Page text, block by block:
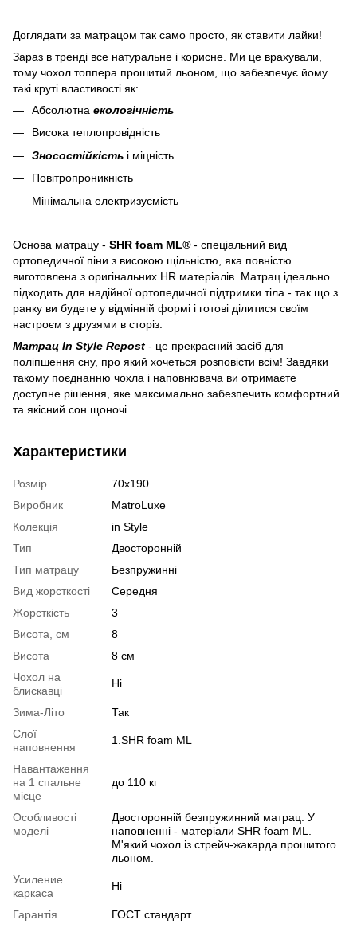
Доглядати за матрацом так само просто, як ставити лайки!
Зараз в тренді все натуральне і корисне. Ми це врахували,
тому чохол топпера прошитий льоном, що забезпечує йому
такі круті властивості як:
Абсолютна екологічність
Висока теплопровідність
Зносостійкість і міцність
Повітропроникність
Мінімальна електризуємість
Основа матрацу - SHR foam ML®- спеціальний вид
ортопедичної піни з високою щільністю, яка повністю
виготовлена ​​з оригінальних HR матеріалів. Матрац ідеально
підходить для надійної ортопедичної підтримки тіла - так що з
ранку ви будете у відмінній формі і готові ділитися своїм
настроєм з друзями в сторіз.
Матрац In Style Repost - це прекрасний засіб для
поліпшення сну, про який хочеться розповісти всім! Завдяки
такому поєднанню чохла і наповнювача ви отримаєте
доступне рішення, яке максимально забезпечить комфортний
та якісний сон щоночі.
Характеристики
Розмір
70х190
Виробник
MatroLuxe
Колекція
in Style
Тип
Двосторонній
Тип матрацу
Безпружинні
Вид жорсткості
Середня
Жорсткість
3
Висота, см
8
Висота
8 см
Чохол на
блискавці
Ні
Зима-Літо
Так
Слої
наповнення
1.SHR foam ML
Навантаження
на 1 спальне
місце
до 110 кг
Особливості
моделі
Двосторонній безпружинний матрац. У
наповненні - матеріали SHR foam ML.
М'який чохол із стрейч-жакарда прошитого
льоном.
Усиление
каркаса
Ні
Гарантія
ГОСТ стандарт